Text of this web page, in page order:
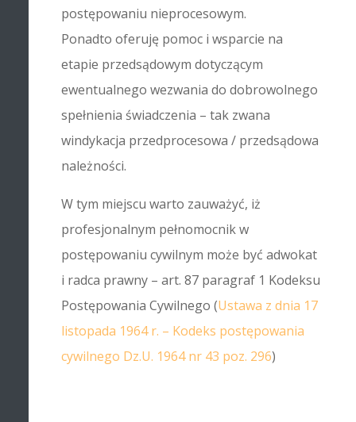
postępowaniu nieprocesowym.
Ponadto oferuję pomoc i wsparcie na
etapie przedsądowym dotyczącym
ewentualnego wezwania do dobrowolnego
spełnienia świadczenia – tak zwana
windykacja przedprocesowa / przedsądowa
należności.
W tym miejscu warto zauważyć, iż
profesjonalnym pełnomocnik w
postępowaniu cywilnym może być adwokat
i radca prawny – art. 87 paragraf 1 Kodeksu
Postępowania Cywilnego (Ustawa z dnia 17
listopada 1964 r. – Kodeks postępowania
cywilnego Dz.U. 1964 nr 43 poz. 296)